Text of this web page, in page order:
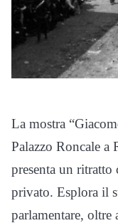
La mostra
Palazzo Roncale
presenta un
privato. Esplora il
parlamentare, oltre